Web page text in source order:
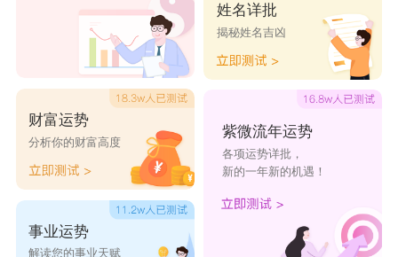
财富运势
分析你的财富高度
事业运势
解读您的事业天赋
姓名详批
揭秘姓名吉凶
紫微流年运势
各项运势详批，
新的一年新的机遇！